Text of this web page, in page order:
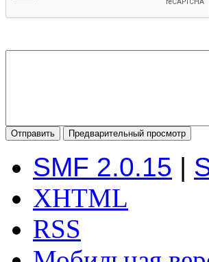
SMF 2.0.15 |
XHTML
RSS